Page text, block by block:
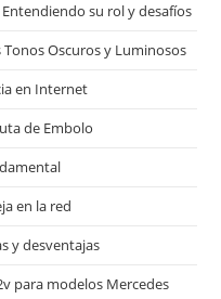
su rol y desafíos
Tonos Oscuros y Luminosos
en Internet
de Embolo
en la red
y desventajas
para modelos Mercedes